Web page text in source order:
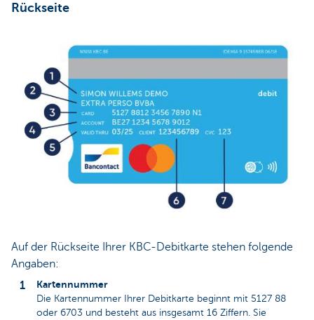
Rückseite
Auf der Rückseite Ihrer KBC-Debitkarte stehen folgende
Angaben:
Kartennummer
Die Kartennummer Ihrer Debitkarte beginnt mit 5127 88
oder 6703 und besteht aus insgesamt 16 Ziffern. Sie